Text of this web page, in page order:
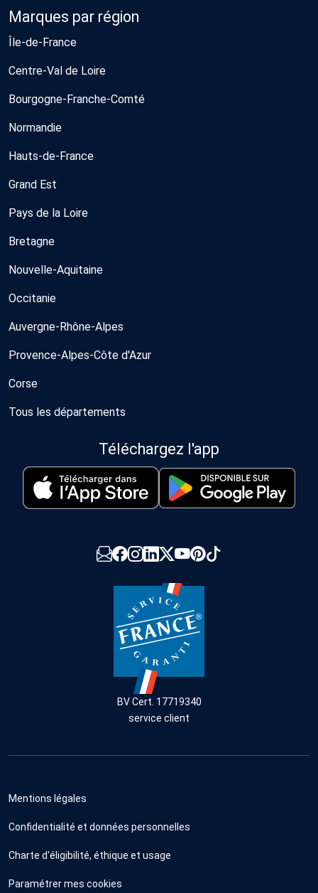
Marques par région
Île-de-France
Centre-Val de Loire
Bourgogne-Franche-Comté
Normandie
Hauts-de-France
Grand Est
Pays de la Loire
Bretagne
Nouvelle-Aquitaine
Occitanie
Auvergne-Rhône-Alpes
Provence-Alpes-Côte d'Azur
Corse
Tous les départements
Téléchargez l'app
BV Cert. 17719340
service client
Mentions légales
Confidentialité et données personnelles
Charte d'éligibilité, éthique et usage
Paramétrer mes cookies